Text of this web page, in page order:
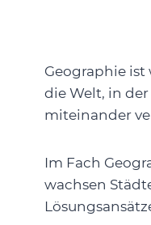
Geographie ist
die Welt, in
miteinander
Im Fach
wachsen